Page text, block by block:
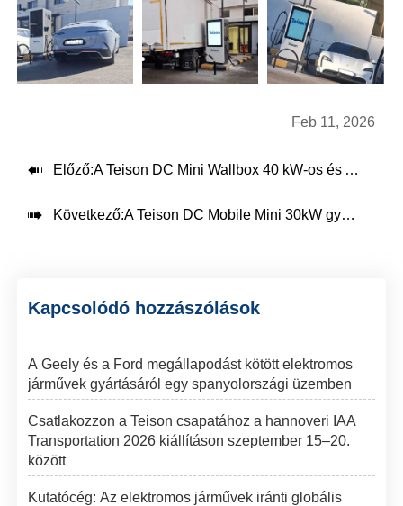
Feb 11, 2026
 Előző:A Teison DC Mini Wallbox 40 kW-os és AC Smart Pro 22 kW-os töltőtelepe telepítve Argentínában, 2025
 Következő:A Teison DC Mobile Mini 30kW gyorstöltő az út menti segítségnyújtáshoz, Ausztráliában telepítve, 2025
Kapcsolódó hozzászólások
A Geely és a Ford megállapodást kötött elektromos
járművek gyártásáról egy spanyolországi üzemben
Csatlakozzon a Teison csapatához a hannoveri IAA
Transportation 2026 kiállításon szeptember 15–20.
között
Kutatócég: Az elektromos járművek iránti globális